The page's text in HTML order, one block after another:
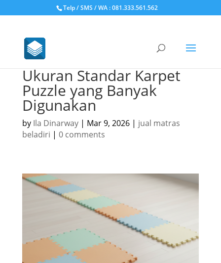
Telp / SMS / WA : 081.333.561.562
Ukuran Standar Karpet
Puzzle yang Banyak
Digunakan
by Ila Dinarway| Mar 9, 2026| jual matras
beladiri | 0 comments